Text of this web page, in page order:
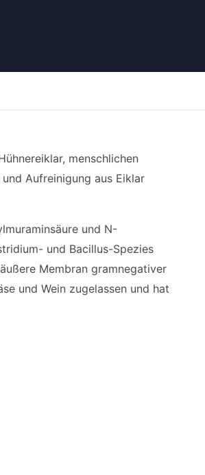
menschlichen
Aufreinigung aus Eiklar
und N-
und Bacillus-Spezies
Membran gramnegativer
und Wein zugelassen und hat